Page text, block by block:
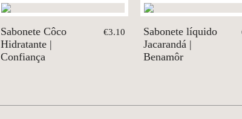
Sabonete Côco
Hidratante |
Confiança
€3.10
Sabonete líquido
Jacarandá |
Benamôr